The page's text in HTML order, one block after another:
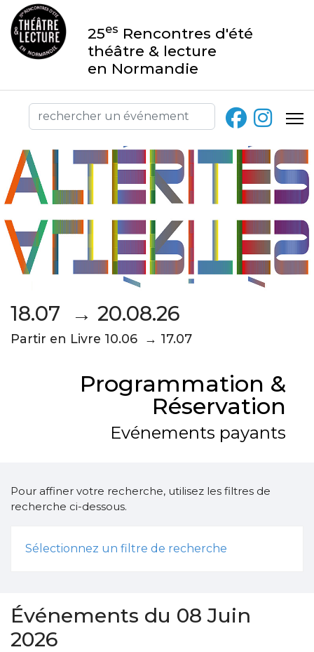
25es Rencontres d'été
théâtre & lecture
en Normandie
18.07 → 20.08.26
Partir en Livre 10.06 → 17.07
Programmation &
Réservation
Evénements payants
Pour affiner votre recherche, utilisez les filtres de
recherche ci-dessous.
Sélectionnez un filtre de recherche
Événements du 08 Juin
2026